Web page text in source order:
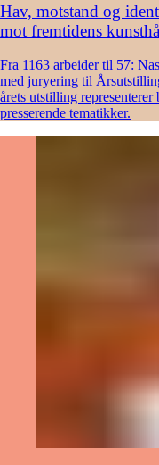
Hav, motstand og
mot fremtidens
Fra 1163 arbeider til 57:
med juryering til
årets utstilling
presserende tematikker.